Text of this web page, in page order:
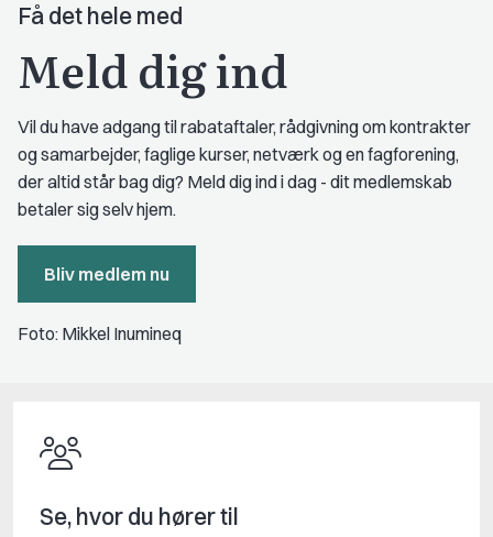
Få det hele med
Meld dig ind
Vil du have adgang til rabataftaler, rådgivning om kontrakter
og samarbejder, faglige kurser, netværk og en fagforening,
der altid står bag dig? Meld dig ind i dag - dit medlemskab
betaler sig selv hjem.
Bliv medlem nu
Foto: Mikkel Inumineq
Se, hvor du hører til